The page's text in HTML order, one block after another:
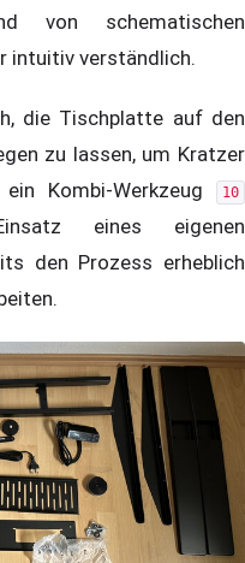
von schematischen
intuitiv verständlich.
die Tischplatte auf den
zu lassen, um Kratzer
Kombi-Werkzeug
10
eines eigenen
den Prozess erheblich